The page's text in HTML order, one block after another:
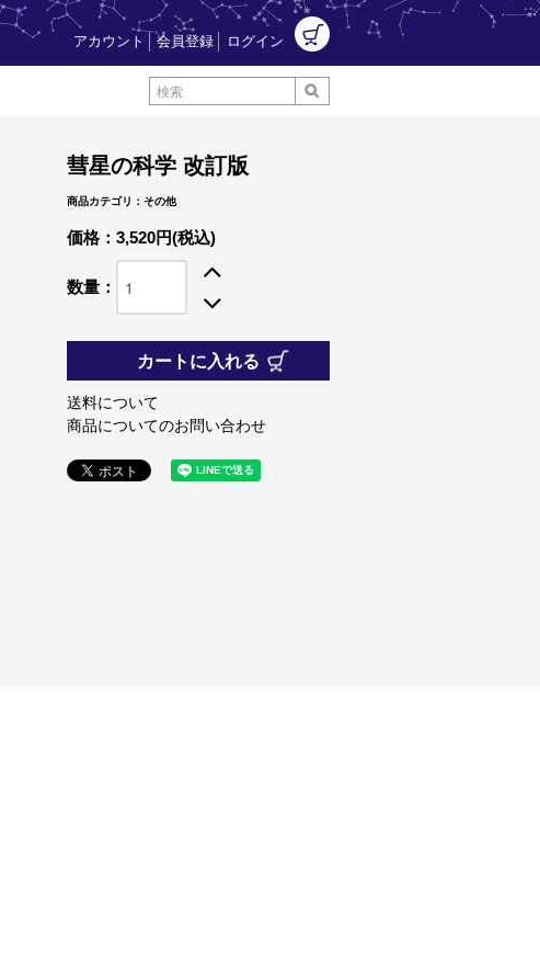
アカウント 会員登録 ログイン
彗星の科学 改訂版
商品カテゴリ：その他
価格：3,520円(税込)
数量：
カートに入れる
送料について
商品についてのお問い合わせ